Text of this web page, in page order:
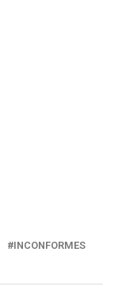
INCONFORMES